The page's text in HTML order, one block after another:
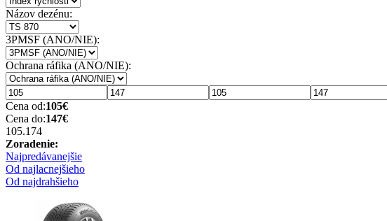
Názov dezénu:
3PMSF (ANO/NIE):
Ochrana ráfika (ANO/NIE):
Cena od:105€
Cena do:147€
105.174
Zoradenie:
Najpredávanejšie
Od najlacnejšieho
Od najdrahšieho